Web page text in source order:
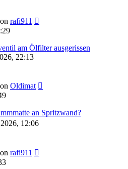
rafi911
am Ölfilter ausgerissen
22:13
Oldimat
an Spritzwand?
12:06
rafi911